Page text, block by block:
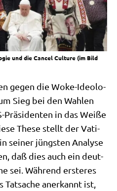
und die Cancel Culture (im Bild
gegen die Woke-Ideo­lo­
Sieg bei den Wah­len
Prä­si­den­ten in das Wei­ße
The­se stellt der Vati­
sei­ner jüng­sten Ana­ly­se
daß dies auch ein deut­
sei. Wäh­rend erste­res
Tat­sa­che aner­kannt ist,